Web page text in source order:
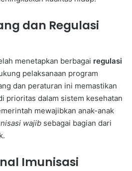
dan Regulasi
menetapkan berbagai regulasi
pelaksanaan program
dan peraturan ini memastikan
prioritas dalam sistem kesehatan
mewajibkan anak-anak
wajib sebagai bagian dari
Imunisasi